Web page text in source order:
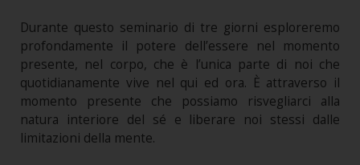
Durante questo seminario di tre giorni esploreremo
profondamente il potere dell’essere nel momento
presente, nel corpo, che è l’unica parte di noi che
quotidianamente vive nel qui ed ora. È attraverso il
momento presente che possiamo risvegliarci alla
natura interiore del sé e liberare noi stessi dalle
limitazioni della mente.